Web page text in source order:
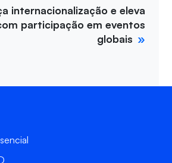
internacionalização e eleva
participação em eventos
globais